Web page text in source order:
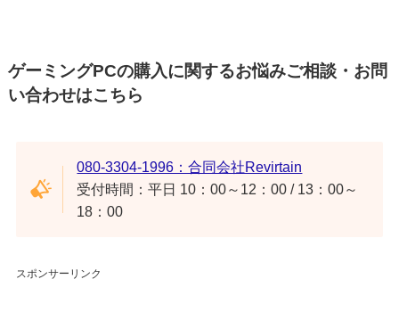
ゲーミングPCの購入に関するお悩みご相談・お問
い合わせはこちら
080-3304-1996：合同会社Revirtain
受付時間：平日 10：00～12：00 / 13：00～
18：00
スポンサーリンク